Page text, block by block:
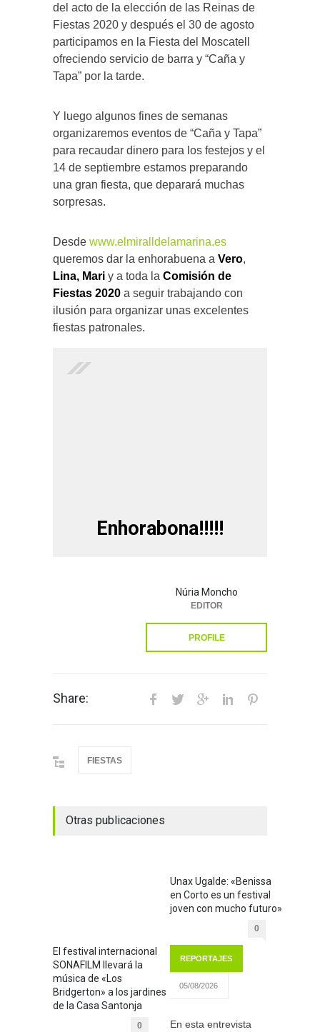
del acto de la elección de las Reinas de
Fiestas 2020 y después el 30 de agosto
participamos en la Fiesta del Moscatell
ofreciendo servicio de barra y “Caña y
Tapa” por la tarde.
Y luego algunos fines de semanas
organizaremos eventos de “Caña y Tapa”
para recaudar dinero para los festejos y el
14 de septiembre estamos preparando
una gran fiesta, que deparará muchas
sorpresas.
Desde www.elmiralldelamarina.es
queremos dar la enhorabuena a Vero,
Lina, Mari y a toda la Comisión de
Fiestas 2020 a seguir trabajando con
ilusión para organizar unas excelentes
fiestas patronales.
Enhorabona!!!!!
Núria Moncho
EDITOR
PROFILE
Share:
FIESTAS
Otras publicaciones
El festival internacional
SONAFILM llevará la
música de «Los
Bridgerton» a los jardines
de la Casa Santonja
0
Unax Ugalde: «Benissa
en Corto es un festival
joven con mucho futuro»
0
REPORTAJES
05/08/2026
En esta entrevista